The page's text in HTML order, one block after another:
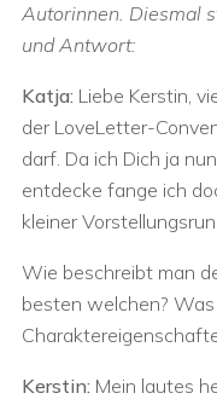
Autorinnen. Diesmal
und Antwort:
Katja: Liebe Kerstin,
der LoveLetter-
darf. Da ich Dich ja
entdecke fange ich
kleiner
Wie beschreibt man
besten welchen?
Kerstin: Mein lautes